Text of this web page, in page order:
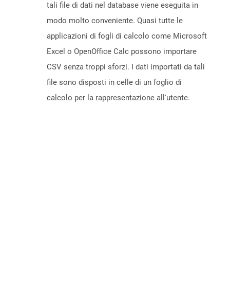
tali file di dati nel database viene eseguita in
modo molto conveniente. Quasi tutte le
applicazioni di fogli di calcolo come Microsoft
Excel o OpenOffice Calc possono importare
CSV senza troppi sforzi. I dati importati da tali
file sono disposti in celle di un foglio di
calcolo per la rappresentazione all'utente.